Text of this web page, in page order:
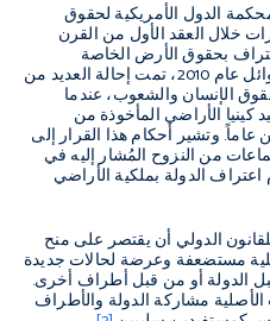
الدول الأمريكية لحقوق
خلال العقد الأول من القرن
بحقوق الأرض الخاصة
بالشعوب الأصلية واحترامها. وفي أوائل عام 2010، تمت إحالة العديد من
الإنسان والشعوب، عندما
الأراضي المأخوذة من
وتشير أحكام هذا القرار إلى
من النزوح المُشار إليه في
(9) قد يستلزم اعتراف الدولة بملكية الأراضي
للقانون الدولي أن يقتصر على منح
مستضعفة وعرضة لحالات جديدة
الدولة أو من قبل أطراف أخرى.
مشاركة الدولة والأطراف